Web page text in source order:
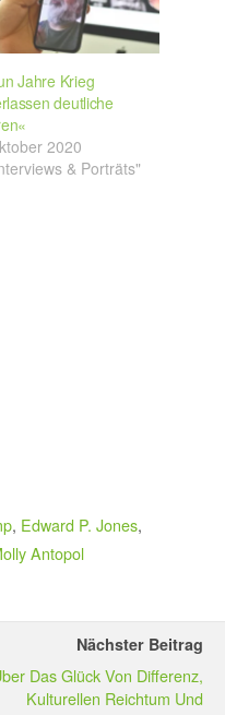
Jahre Krieg
deutliche
2020
& Porträts"
, Edward P. Jones,
Antopol
Nächster Beitrag
Das Glück Von Differenz,
Kulturellen Reichtum Und